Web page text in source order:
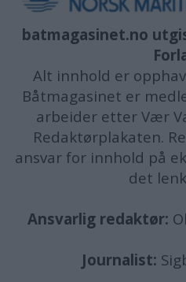
batmagasinet.no
Alt innhold er
Båtmagasinet er
arbeider etter Vær
Redaktørplakaten.
ansvar for innhold på
det
Ansvarlig redaktør:
Journalist: